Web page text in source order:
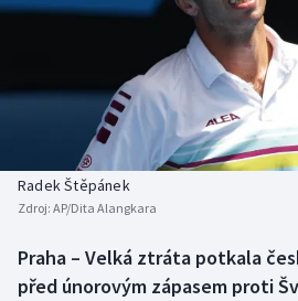
Americký fotbal
Baseball a softbal
Basketbal
Biatlon
Box
Historické návraty
Aplikace ČT sport
Radek Štěpánek
Zdroj: AP/Dita Alangkara
Praha – Velká ztráta potkala
před únorovým zápasem proti